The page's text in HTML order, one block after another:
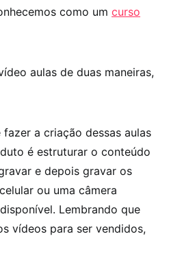
como um curso
aulas de duas maneiras,
a criação dessas aulas
é estruturar o conteúdo
e depois gravar os
ou uma câmera
Lembrando que
vídeos para ser vendidos,